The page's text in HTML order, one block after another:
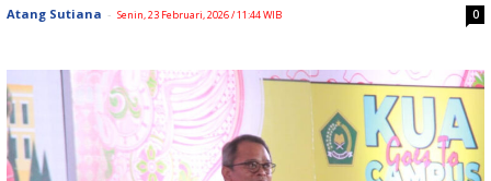
Atang Sutiana - Senin, 23 Februari, 2026 / 11:44 WIB 0